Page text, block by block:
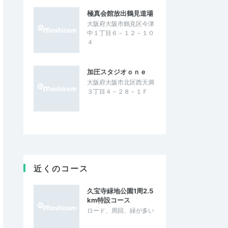
極真会館放出鶴見道場
大阪府大阪市鶴見区今津
中１丁目６－１２－１０
４
加圧スタジオｏｎｅ
大阪府大阪市北区西天満
３丁目４－２８－１Ｆ
近くのコース
久宝寺緑地公園1周2.5
km特設コース
ロード、周回、緑が多い